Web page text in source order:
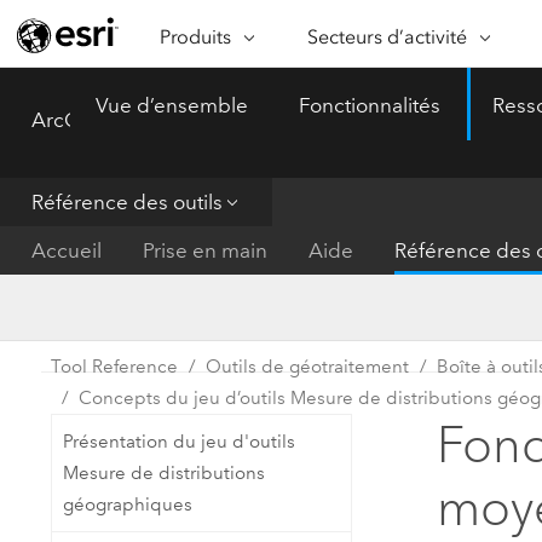
Produits
ARCGIS
ArcGIS Online
Plateforme de cartographie SaaS
Logiciel SIG leader du marché
mondial
ArcGIS Enterprise
Système de base pour les SIG et
Secteurs d’activité
SECTEURS D’ACTIVITÉ
Protection de
Fournisseurs d’énergie
Gestion des installations
Santé et services à la
Administrations nationales
ArcGIS Pro
Vue d’ensemble Fonctionnalités
Référence des outils
Accueil
Prise en main Aide Référence des
Tool Reference Outils de géotraitement Boîte à
Concepts du jeu d’outils Mesure de distributions
Présentation du jeu d'outils
Mesure de distributions
géographiques